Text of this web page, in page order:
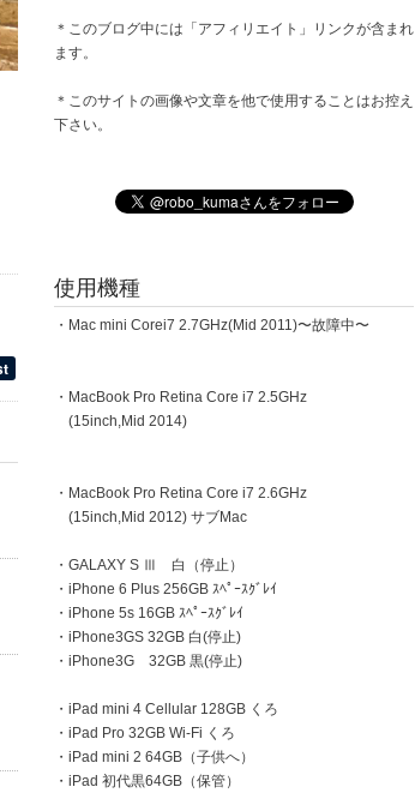
＊このブログ中には「アフィリエイト」リンクが含まれ
ます。
＊このサイトの画像や文章を他で使用することはお控え
下さい。
使用機種
・Mac mini Corei7 2.7GHz(Mid 2011)〜故障中〜
・MacBook Pro Retina Core i7 2.5GHz
(15inch,Mid 2014)
・MacBook Pro Retina Core i7 2.6GHz
(15inch,Mid 2012) サブMac
・GALAXY S Ⅲ 白（停止）
・iPhone 6 Plus 256GB ｽﾍﾟｰｽｸﾞﾚｲ
・iPhone 5s 16GB ｽﾍﾟｰｽｸﾞﾚｲ
・iPhone3GS 32GB 白(停止)
・iPhone3G 32GB 黒(停止)
・iPad mini 4 Cellular 128GB くろ
・iPad Pro 32GB Wi-Fi くろ
・iPad mini 2 64GB（子供へ）
・iPad 初代黒64GB（保管）